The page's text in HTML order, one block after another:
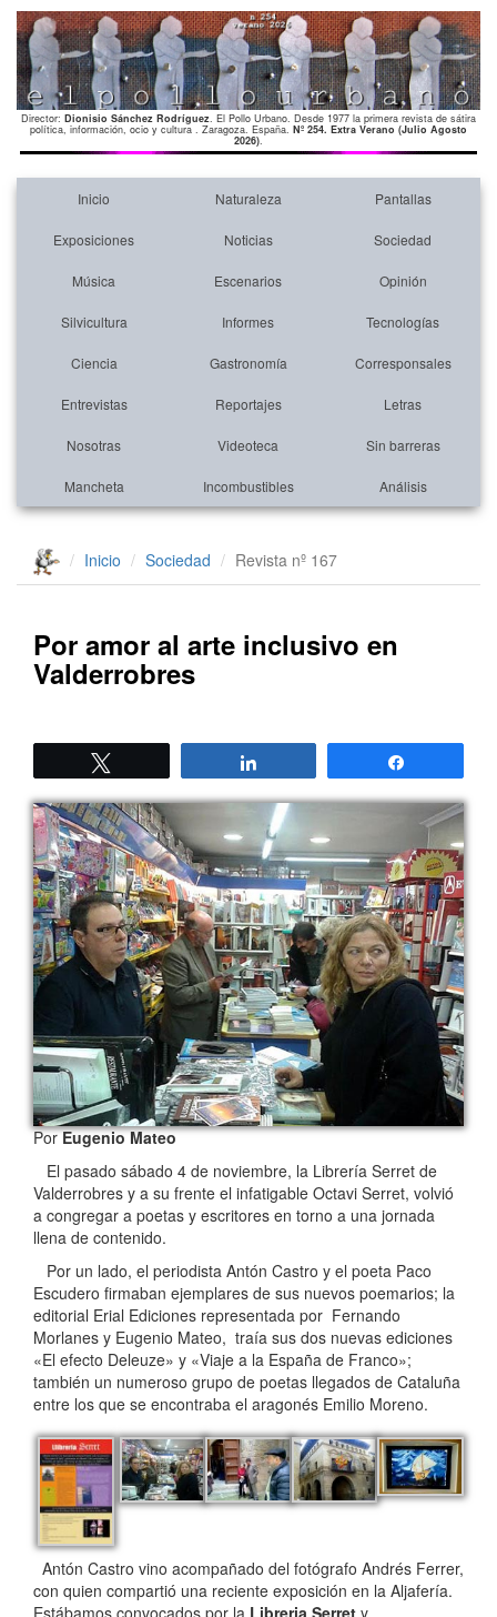
Director: Dionisio Sánchez Rodríguez. El Pollo Urbano. Desde 1977 la primera revista de sátira
política, información, ocio y cultura . Zaragoza. España. Nº 254. Extra Verano (Julio Agosto
2026).
Inicio Naturaleza Pantallas
Exposiciones Noticias Sociedad
Música Escenarios Opinión
Silvicultura Informes Tecnologías
Ciencia Gastronomía Corresponsales
Entrevistas Reportajes Letras
Nosotras Videoteca Sin barreras
Mancheta Incombustibles Análisis
Inicio Sociedad Revista nº 167
Por amor al arte inclusivo en
Valderrobres
PorEugenio Mateo
El pasado sábado 4 de noviembre, la Librería Serret de
Valderrobres y a su frente el infatigable Octavi Serret, volvió
a congregar a poetas y escritores en torno a una jornada
llena de contenido.
Por un lado, el periodista Antón Castro y el poeta Paco
Escudero firmaban ejemplares de sus nuevos poemarios; la
editorial Erial Ediciones representada por Fernando
Morlanes y Eugenio Mateo, traía sus dos nuevas ediciones
«El efecto Deleuze» y «Viaje a la España de Franco»;
también un numeroso grupo de poetas llegados de Cataluña
entre los que se encontraba el aragonés Emilio Moreno.
Antón Castro vino acompañado del fotógrafo Andrés Ferrer,
con quien compartió una reciente exposición en la Aljafería.